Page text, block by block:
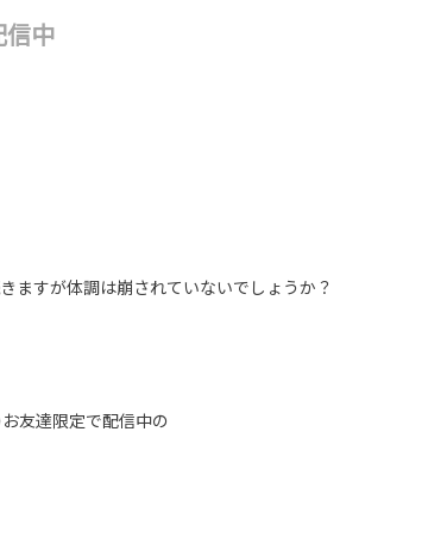
信中
ますが体調は崩されていないでしょうか？
友達限定で配信中の